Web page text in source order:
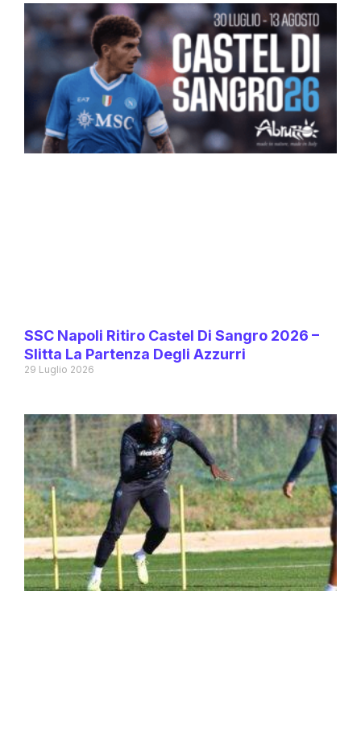
SSC Napoli Ritiro Castel Di Sangro 2026 –
Slitta La Partenza Degli Azzurri
29 Luglio 2026